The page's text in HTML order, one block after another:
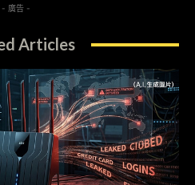
- 廣告 -
Articles